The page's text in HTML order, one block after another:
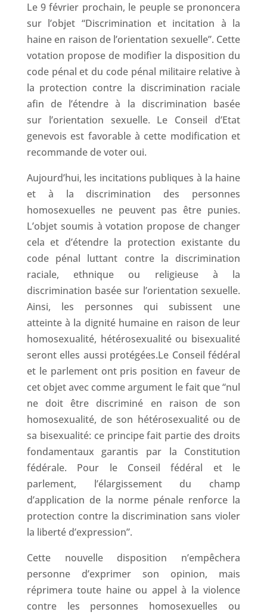
Le 9 février prochain, le peuple se prononcera
sur l’objet “Discrimination et incitation à la
haine en raison de l’orientation sexuelle”. Cette
votation propose de modifier la disposition du
code pénal et du code pénal militaire relative à
la protection contre la discrimination raciale
afin de l’étendre à la discrimination basée
sur l’orientation sexuelle. Le Conseil d’Etat
genevois est favorable à cette modification et
recommande de voter oui.
Aujourd’hui, les incitations publiques à la haine
et à la discrimination des personnes
homosexuelles ne peuvent pas être punies.
L’objet soumis à votation propose de changer
cela et d’étendre la protection existante du
code pénal luttant contre la discrimination
raciale, ethnique ou religieuse à la
discrimination basée sur l’orientation sexuelle.
Ainsi, les personnes qui subissent une
atteinte à la dignité humaine en raison de leur
homosexualité, hétérosexualité ou bisexualité
seront elles aussi protégées.Le Conseil fédéral
et le parlement ont pris position en faveur de
cet objet avec comme argument le fait que “nul
ne doit être discriminé en raison de son
homosexualité, de son hétérosexualité ou de
sa bisexualité: ce principe fait partie des droits
fondamentaux garantis par la Constitution
fédérale. Pour le Conseil fédéral et le
parlement, l’élargissement du champ
d’application de la norme pénale renforce la
protection contre la discrimination sans violer
la liberté d’expression”.
Cette nouvelle disposition n’empêchera
personne d’exprimer son opinion, mais
réprimera toute haine ou appel à la violence
contre les personnes homosexuelles ou